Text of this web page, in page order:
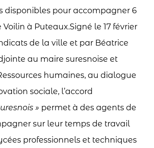
disponibles pour accompagner 6
à Puteaux.Signé le 17 février
de la ville et par Béatrice
au maire suresnoise et
humaines, au dialogue
sociale, l’accord
» permet à des agents de
sur leur temps de travail
professionnels et techniques